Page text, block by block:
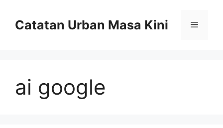
contentCatatan Urban Masa Kini Menu
ai google